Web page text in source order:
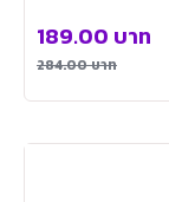
284.00บาท
189.00 บาท